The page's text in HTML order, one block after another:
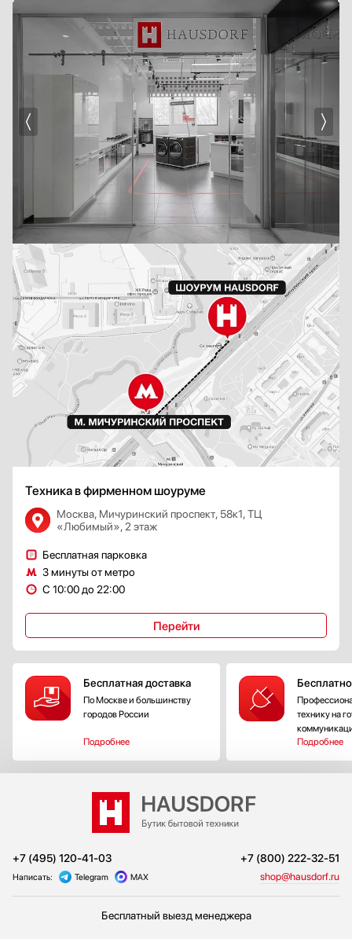
Техника в фирменном шоуруме
Москва, Мичуринский проспект, 58к1, ТЦ
«Любимый», 2 этаж
Бесплатная парковка
3 минуты от метро
С 10:00 до 22:00
Перейти
Бесплатная доставка
По Москве и большинству
городов России
Подробнее
технику на
Подробнее
+7 (495) 120-41-03 +7 (800) 222-32-51
Написать: Telegram MAX shop@hausdorf.ru
Бесплатный выезд менеджера